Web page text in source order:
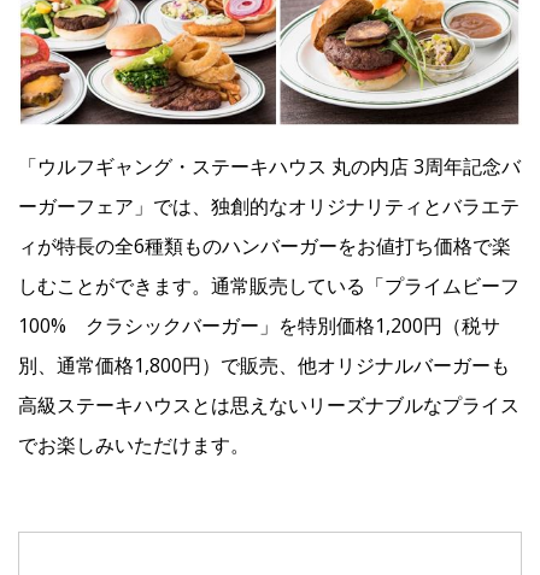
「ウルフギャング・ステーキハウス 丸の内店 3周年記念バ
ーガーフェア」では、独創的なオリジナリティとバラエテ
ィが特長の全6種類ものハンバーガーをお値打ち価格で楽
しむことができます。通常販売している「プライムビーフ
100% クラシックバーガー」を特別価格1,200円（税サ
別、通常価格1,800円）で販売、他オリジナルバーガーも
高級ステーキハウスとは思えないリーズナブルなプライス
でお楽しみいただけます。